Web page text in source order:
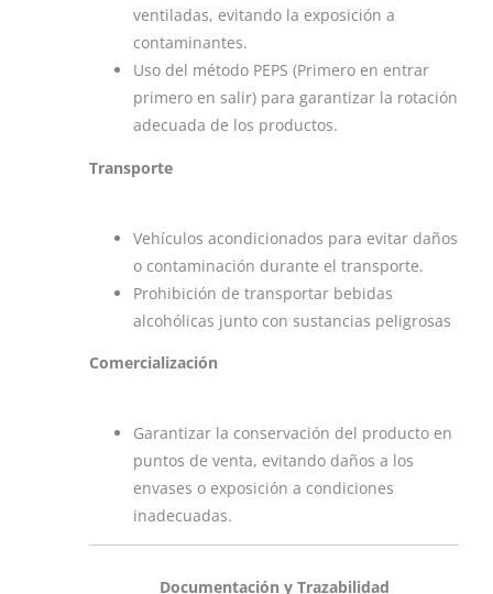
ventiladas, evitando la exposición a
contaminantes.
Uso del método PEPS (Primero en entrar
primero en salir) para garantizar la rotación
adecuada de los productos​.
Transporte
Vehículos acondicionados para evitar daños
o contaminación durante el transporte.
Prohibición de transportar bebidas
alcohólicas junto con sustancias peligrosas​
Comercialización
Garantizar la conservación del producto en
puntos de venta, evitando daños a los
envases o exposición a condiciones
inadecuadas.
Documentación y Trazabilidad